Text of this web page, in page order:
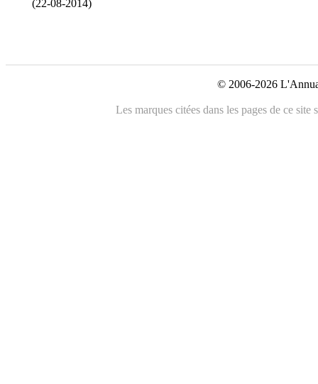
(22-08-2014)
© 2006-2026
Les marques citées dans les pages de ce